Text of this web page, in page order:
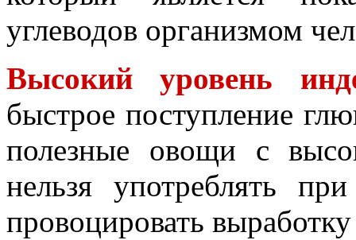
углеводов организмом
Высокий уровень
быстрое поступление
полезные овощи с
нельзя употреблять
провоцировать